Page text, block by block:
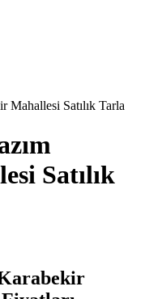
Mahallesi Satılık Tarla
Satılık